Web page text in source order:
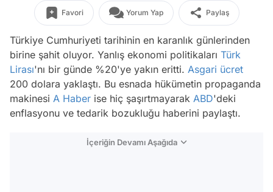
Favori Yorum Yap Paylaş
Türkiye Cumhuriyeti tarihinin en karanlık günlerinden
birine şahit oluyor. Yanlış ekonomi politikaları Türk
Lirası'nı bir günde %20'ye yakın eritti. Asgari ücret
200 dolara yaklaştı. Bu esnada hükümetin propaganda
makinesi A Haber ise hiç şaşırtmayarak ABD'deki
enflasyonu ve tedarik bozukluğu haberini paylaştı.
İçeriğin Devamı Aşağıda